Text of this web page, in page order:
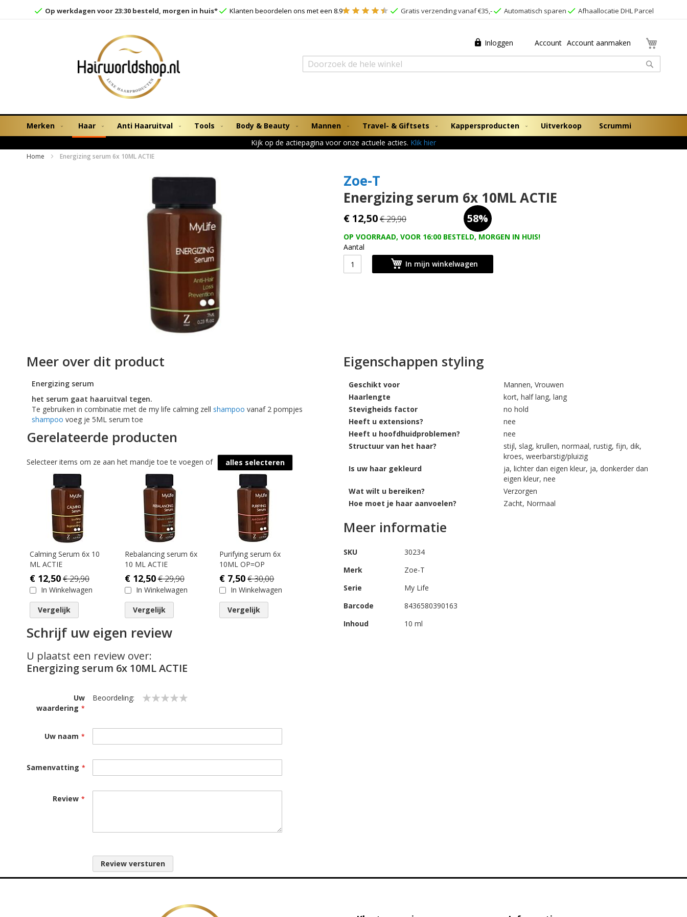
Op werkdagen voor 23:30 besteld, morgen in huis* Klanten beoordelen ons met een 8.9 Gratis verzending vanaf €35,- Automatisch sparen Afhaallocatie DHL Parcel
Inloggen Account Account aanmaken
Zoek
Merken Haar Anti Haaruitval Tools Body & Beauty Mannen Travel- & Giftsets Kappersproducten Uitverkoop
Scrummi
Kijk op de actiepagina voor onze actuele acties. Klik hier
Home Energizing serum 6x 10ML ACTIE
Zoe-T
Energizing serum 6x 10ML ACTIE
€ 12,50€ 29,90 58%
OP VOORRAAD, VOOR 16:00 BESTELD, MORGEN IN HUIS!
Aantal
In mijn winkelwagen
naar
het
van
de
afbeeldingen-
gallerij
Meer over dit product
Energizing serum
het serum gaat haaruitval tegen.
Te gebruiken in combinatie met de my life calming zell shampoo vanaf 2 pompjes
shampoo voeg je 5ML serum toe
Gerelateerde producten
Selecteer items om ze aan het mandje toe te voegen of alles selecteren
Calming Serum 6x 10
ML ACTIE
€ 12,50€ 29,90
In Winkelwagen
Vergelijk
Rebalancing serum 6x
10 ML ACTIE
€ 12,50€ 29,90
In Winkelwagen
Vergelijk
Purifying serum 6x
10ML OP=OP
€ 7,50€ 30,00
In Winkelwagen
Vergelijk
Schrijf uw eigen review
U plaatst een review over:
Energizing serum 6x 10ML ACTIE
Uw
waardering
Beoordeling:
Uw naam
Samenvatting
Review
Review versturen
Eigenschappen styling
Geschikt voor
Mannen, Vrouwen
Haarlengte
kort, half lang, lang
Stevigheids factor
no hold
Heeft u extensions?
nee
Heeft u hoofdhuidproblemen?
nee
Structuur van het haar?
stijl, slag, krullen, normaal, rustig, fijn, dik,
kroes, weerbarstig/pluizig
Is uw haar gekleurd
ja, lichter dan eigen kleur, ja, donkerder dan
eigen kleur, nee
Wat wilt u bereiken?
Verzorgen
Hoe moet je haar aanvoelen?
Zacht, Normaal
Meer informatie
SKU
30234
Merk
Zoe-T
Serie
My Life
Barcode
8436580390163
Inhoud
10 ml